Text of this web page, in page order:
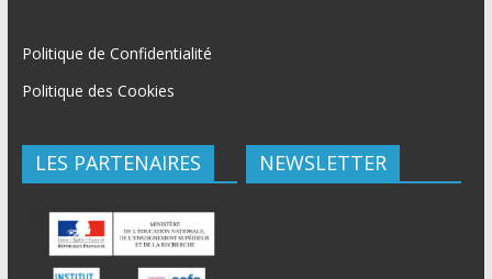
Politique de Confidentialité
Politique des Cookies
LES PARTENAIRES NEWSLETTER